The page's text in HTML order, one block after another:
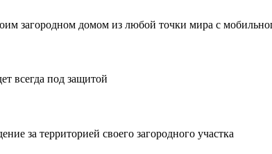
загородном домом из любой точки мира с
всегда под защитой
за территорией своего загородного участка